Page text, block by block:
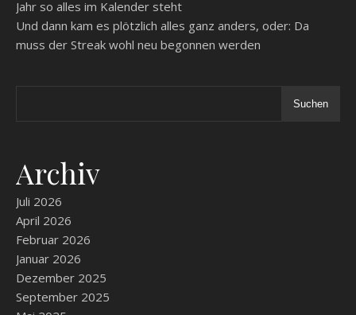
Jahr so alles im Kalender steht
Und dann kam es plötzlich alles ganz anders, oder: Da
muss der Streak wohl neu begonnen werden
Suchen
Archiv
Juli 2026
April 2026
Februar 2026
Januar 2026
Dezember 2025
September 2025